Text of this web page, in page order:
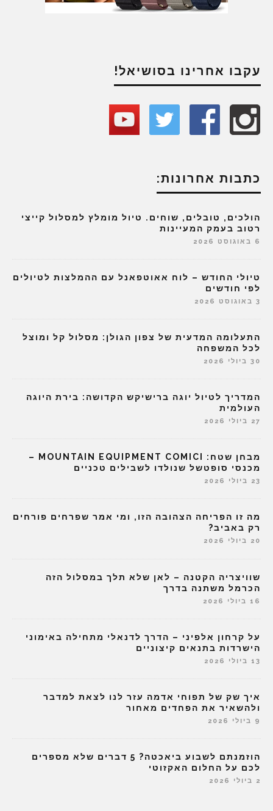
עקבו אחרינו בסושיאל!
כתבות אחרונות:
הולכים, טובלים, שוחים. טיול מומלץ למסלול קייצי
רטוב בעמק המעיינות
6 באוגוסט 2026
טיולי החודש – לוח אאוטפאנל עם ההמלצות לטיולים
לפי חודשים
3 באוגוסט 2026
התעלומה המדעית של צפון הגולן: מסלול קל ומוצל
לכל המשפחה
30 ביולי 2026
המדריך לטיול יוגה ברישיקש הקדושה: בירת היוגה
העולמית
27 ביולי 2026
מבחן שטח: MOUNTAIN EQUIPMENT COMICI –
מכנסי סופטשל שנולדו לשבילים טכניים
23 ביולי 2026
מה זו הפריחה הצהובה הזו, ומי אמר שפרחים פורחים
רק באביב?
20 ביולי 2026
שוויצריה הקטנה – לאן שלא תלך במסלול הזה
הכרמל משתנה בדרך
16 ביולי 2026
על קרחון אלפיני – הדרך לדנאלי מתחילה באימוני
הישרדות בתנאים קיצוניים
13 ביולי 2026
איך שק של תפוחי אדמה עזר לנו לצאת למדבר
ולהשאיר את הפחדים מאחור
9 ביולי 2026
הוזמנתם לשבוע ביאכטה? 5 דברים שלא מספרים
לכם על החלום האקזוטי
2 ביולי 2026